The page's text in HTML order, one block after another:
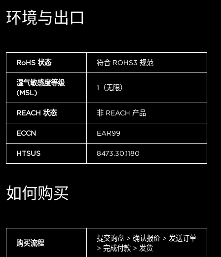
环境与出口
RoHS 状态 符合 ROHS3 规范
湿气敏感度等级
(MSL)
1（无限）
REACH 状态 非 REACH 产品
ECCN EAR99
HTSUS 8473.30.1180
如何购买
购买流程
提交询盘 > 确认报价 > 发送订单
> 完成付款 > 发货